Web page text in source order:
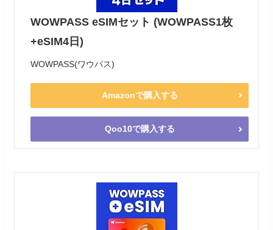
WOWPASS eSIMセット (WOWPASS1枚
+eSIM4日)
WOWPASS(ワウパス)
Amazonで購入する
Qoo10で購入する